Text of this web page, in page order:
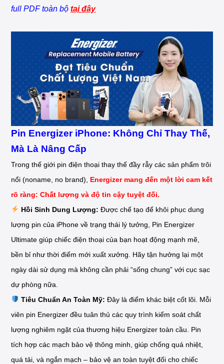
full PDF toàn bộtại đây
Pin Energizer iPhone: Không Chỉ Thay Thế,
Mà Là Nâng Cấp
Trong thế giới pin điện thoại thay thế đầy rẫy các sản phẩm trôi
nổi (noname, no brand), Energizer mang đến một lời cam kết
rõ ràng: Chất lượng và độ tin cậy tuyệt đối.
Hồi Sinh Dung Lượng: Được chế tạo để khôi phục dung
lượng pin của iPhone về trạng thái lý tưởng, Pin Energizer
Ultimate giúp chiếc điện thoại của bạn hoạt động mạnh mẽ,
bền bỉ như thời điểm mới xuất xưởng. Hãy tận hưởng lại một
ngày dài sử dụng mà không cần phải “sống chung” với cục sạc
dự phòng nữa.
Tiêu Chuẩn An Toàn Mỹ: Đây là điểm khác biệt cốt lõi. Mỗi
viên pin Energizer đều tuân thủ các quy trình kiểm soát chất
lượng nghiêm ngặt của thương hiệu Energizer toàn cầu. Pin
tích hợp các mạch bảo vệ thông minh, giúp chống quá nhiệt,
quá tải, và ngắn mạch – bảo vệ an toàn tuyệt đối cho chiếc